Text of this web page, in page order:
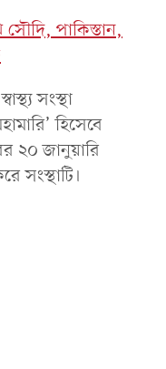
সৌদি, পাকিস্তান,
সংস্থা
হিসেবে
২০ জানুয়ারি
সংস্থাটি।